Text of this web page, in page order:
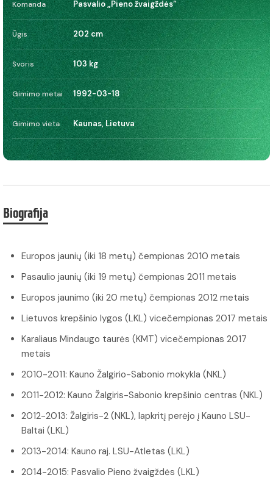
Komanda Pasvalio „Pieno žvaigždės“
Ūgis 202 cm
Svoris 103 kg
Gimimo metai 1992-03-18
Gimimo vieta Kaunas, Lietuva
Biografija
Europos jaunių (iki 18 metų) čempionas 2010 metais
Pasaulio jaunių (iki 19 metų) čempionas 2011 metais
Europos jaunimo (iki 20 metų) čempionas 2012 metais
Lietuvos krepšinio lygos (LKL) vicečempionas 2017 metais
Karaliaus Mindaugo taurės (KMT) vicečempionas 2017
metais
2010-2011: Kauno Žalgirio-Sabonio mokykla (NKL)
2011-2012: Kauno Žalgiris-Sabonio krepšinio centras (NKL)
2012-2013: Žalgiris-2 (NKL), lapkritį perėjo į Kauno LSU-
Baltai (LKL)
2013-2014: Kauno raj. LSU-Atletas (LKL)
2014-2015: Pasvalio Pieno žvaigždės (LKL)